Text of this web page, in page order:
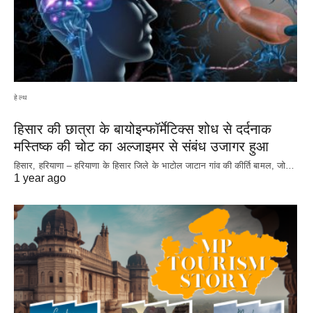
हेल्थ
हिसार की छात्रा के बायोइन्फॉर्मेटिक्स शोध से दर्दनाक
मस्तिष्क की चोट का अल्जाइमर से संबंध उजागर हुआ
हिसार, हरियाणा – हरियाणा के हिसार जिले के भाटोल जाटान गांव की कीर्ति बामल, जो…
1 year ago